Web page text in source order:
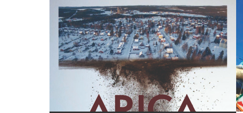
ARETHA FRANKLIN, SOUL SISTER